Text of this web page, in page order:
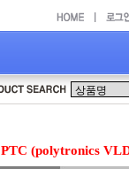
PTC (polytronics